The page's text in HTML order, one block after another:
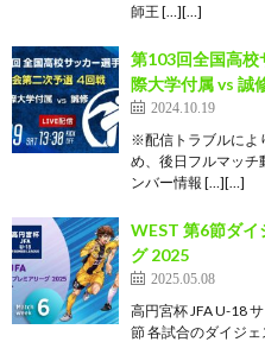
師王 […][…]
第103回全国高
際大学付属 vs 誠
2024.10.19
※配信トラブルによ
め、後日フルマッチ
ンバー情報 […][…]
WEST 第6節ダイ
グ 2025
2025.05.08
高円宮杯 JFA U-18
節 各試合のダイジ